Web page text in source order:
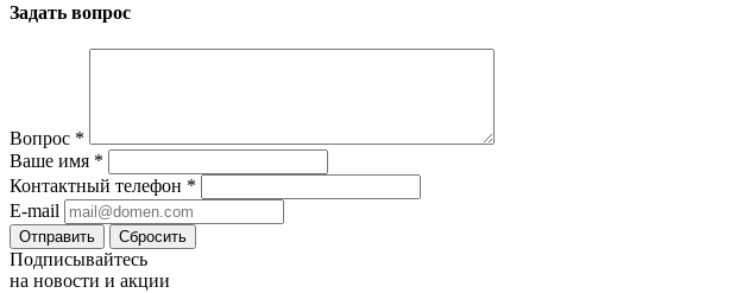
Задать вопрос
Вопрос *
Ваше имя *
Контактный телефон *
E-mail
Сбросить
Подписывайтесь
на новости и акции